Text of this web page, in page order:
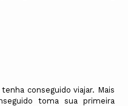
conseguido viajar. Mais
toma sua primeira